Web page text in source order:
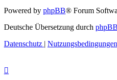
Powered by phpBB® Forum
Deutsche Übersetzung durch
Datenschutz | Nutzungsbedingungen